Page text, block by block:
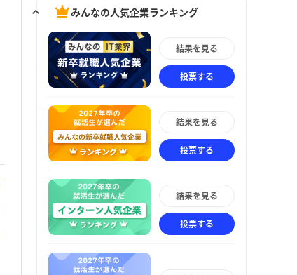
みんなの人気企業ランキング
結果を見る
投票する
結果を見る
投票する
結果を見る
投票する